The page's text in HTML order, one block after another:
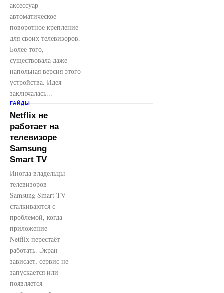
аксессуар —
автоматическое
поворотное крепление
для своих телевизоров.
Более того,
существовала даже
напольная версия этого
устройства. Идея
заключалась...
ГАЙДЫ
Netflix не
работает на
телевизоре
Samsung
Smart TV
Иногда владельцы
телевизоров
Samsung Smart TV
сталкиваются с
проблемой, когда
приложение
Netflix перестаёт
работать. Экран
зависает, сервис не
запускается или
появляется